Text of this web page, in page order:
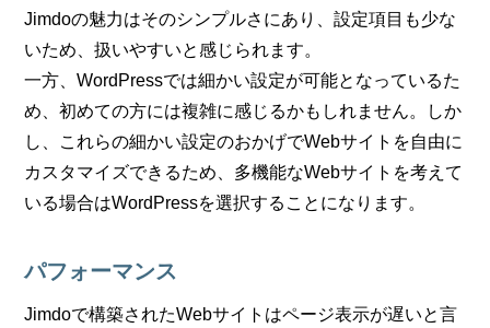
Jimdoの魅力はそのシンプルさにあり、設定項目も少な
いため、扱いやすいと感じられます。
一方、WordPressでは細かい設定が可能となっているた
め、初めての方には複雑に感じるかもしれません。しか
し、これらの細かい設定のおかげでWebサイトを自由に
カスタマイズできるため、多機能なWebサイトを考えて
いる場合はWordPressを選択することになります。
パフォーマンス
Jimdoで構築されたWebサイトはページ表示が遅いと言